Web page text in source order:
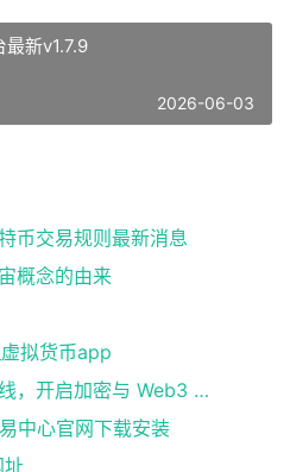
新v1.7.9
2026-06-03
币交易规则最新消息
概念的由来
拟货币app
币安 在美国市场正式上线，开启加密与 Web3 创新的全新时代！
中心官网下载安装
址